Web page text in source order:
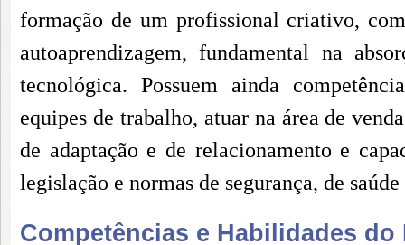
formação de um profissional criativo,
autoaprendizagem, fundamental na
tecnológica. Possuem ainda
equipes de trabalho, atuar na área de
de adaptação e de relacionamento e
legislação e normas de segurança, de
Competências e Habilidades